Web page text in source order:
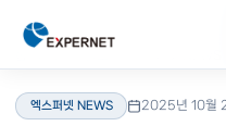
엑스퍼넷 NEWS 2025년 10월